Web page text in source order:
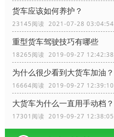
货车应该如何养护？
23145阅读 2021-07-28 03:04:54
重型货车驾驶技巧有哪些
18265阅读 2019-09-27 12:42:38
为什么很少看到大货车加油？
16664阅读 2019-09-27 12:39:10
大货车为什么一直用手动档？
17301阅读 2019-09-27 12:38:05